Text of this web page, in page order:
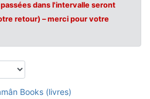
dans l'intervalle seront
retour) – merci pour votre
Books (livres)